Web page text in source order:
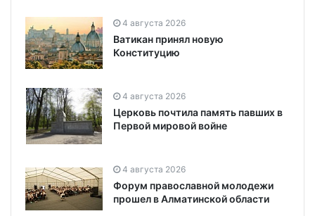
4 августа 2026
Ватикан принял новую
Конституцию
4 августа 2026
Церковь почтила память павших в
Первой мировой войне
4 августа 2026
Форум православной молодежи
прошел в Алматинской области